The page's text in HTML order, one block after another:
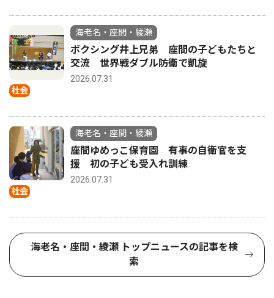
社会
海老名・座間・綾瀬
ボクシング井上兄弟 座間の子どもたちと
交流 世界戦ダブル防衛で凱旋
2026.07.31
社会
海老名・座間・綾瀬
座間ゆめっこ保育園 有事の自衛官を支
援 初の子ども受入れ訓練
2026.07.31
海老名・座間・綾瀬 トップニュースの記事を検
索